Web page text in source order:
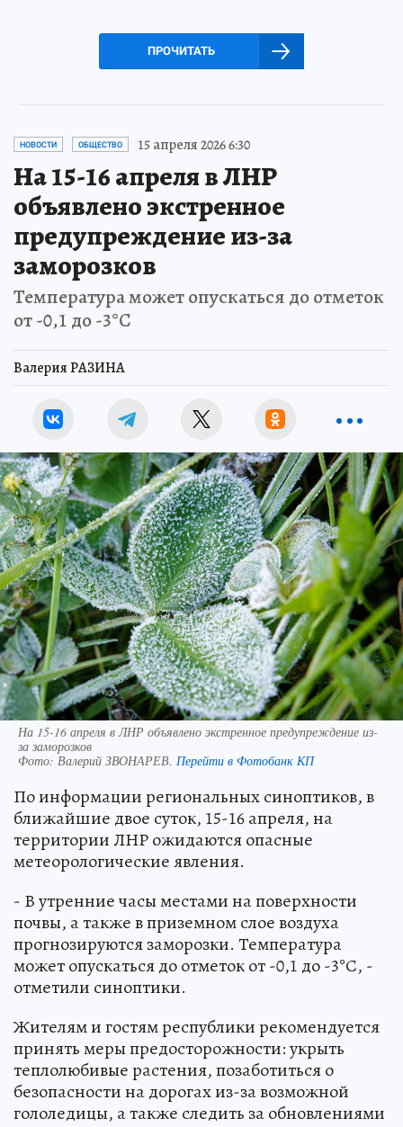
ПРОЧИТАТЬ
НОВОСТИ ОБЩЕСТВО 15 апреля 2026 6:30
На 15-16 апреля в ЛНР
объявлено экстренное
предупреждение из-за
заморозков
Температура может опускаться до отметок
от -0,1 до -3°С
Валерия РАЗИНА
На 15-16 апреля в ЛНР объявлено экстренное предупреждение из-
за заморозков
Фото: Валерий ЗВОНАРЕВ. Перейти в Фотобанк КП
По информации региональных синоптиков, в
ближайшие двое суток, 15-16 апреля, на
территории ЛНР ожидаются опасные
метеорологические явления.
- В утренние часы местами на поверхности
почвы, а также в приземном слое воздуха
прогнозируются заморозки. Температура
может опускаться до отметок от -0,1 до -3°С, -
отметили синоптики.
Жителям и гостям республики рекомендуется
принять меры предосторожности: укрыть
теплолюбивые растения, позаботиться о
безопасности на дорогах из-за возможной
гололедицы, а также следить за обновлениями